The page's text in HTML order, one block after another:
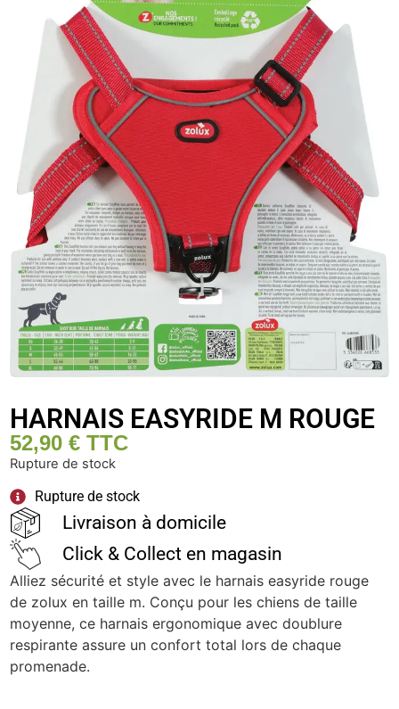
HARNAIS EASYRIDE M ROUGE
52,90€ TTC
Rupture de stock
Rupture de stock
Livraison à domicile
Click & Collect en magasin
Alliez sécurité et style avec le harnais easyride rouge
de zolux en taille m. Conçu pour les chiens de taille
moyenne, ce harnais ergonomique avec doublure
respirante assure un confort total lors de chaque
promenade.